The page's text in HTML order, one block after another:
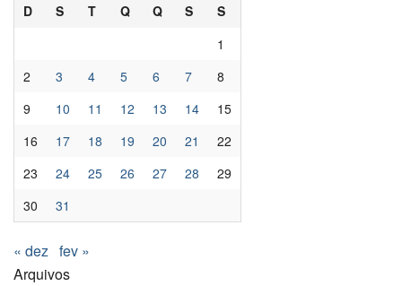
D S T Q Q S
S
1
2
3 4 5 6 7
8
9
10 11 12 13 14
15
16
17 18 19 20 21
22
23
24 25 26 27 28
29
30
31
« dez fev »
Arquivos